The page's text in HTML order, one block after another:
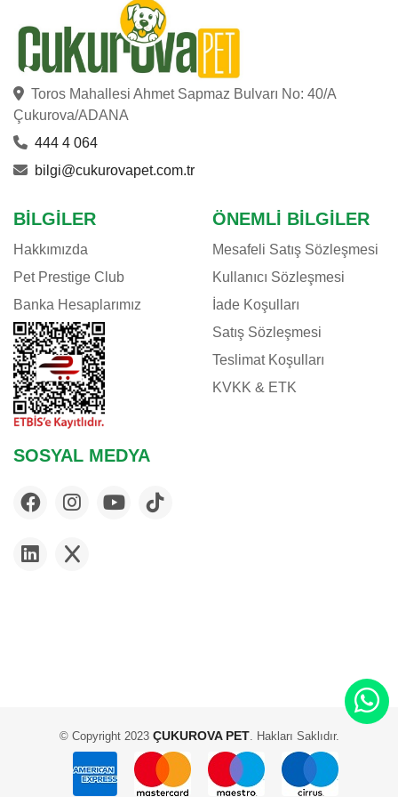
Toros Mahallesi Ahmet Sapmaz Bulvarı No: 40/A
Çukurova/ADANA
444 4 064
bilgi@cukurovapet.com.tr
BILGILER
Hakkımızda
Pet Prestige Club
Banka Hesaplarımız
ÖNEMLI BILGILER
Mesafeli Satış Sözleşmesi
Kullanıcı Sözleşmesi
İade Koşulları
Satış Sözleşmesi
Teslimat Koşulları
KVKK & ETK
SOSYAL MEDYA
© Copyright 2023ÇUKUROVA PET. Hakları Saklıdır.